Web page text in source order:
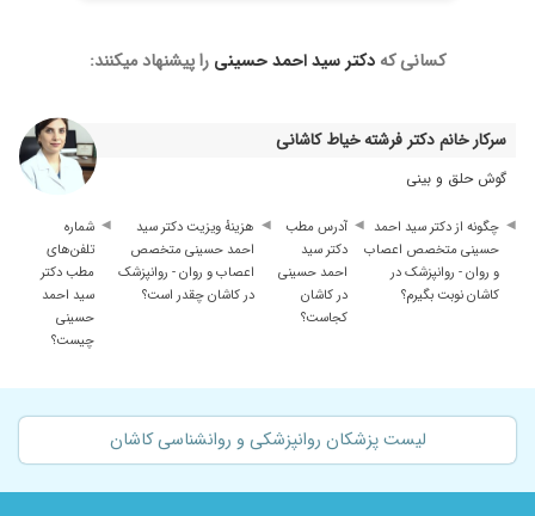
کسانی که دکتر سید احمد حسینی را پیشنهاد میکنند:
سرکار خانم دکتر فرشته خیاط کاشانی
گوش حلق و بینی
چگونه از دکتر سید احمد
حسینی متخصص اعصاب
و روان - روانپزشک در
کاشان نوبت بگیرم؟
آدرس مطب
دکتر سید
احمد حسینی
در کاشان
کجاست؟
هزینهٔ ویزیت دکتر سید
احمد حسینی متخصص
اعصاب و روان - روانپزشک
در کاشان چقدر است؟
شماره
تلفن‌های
مطب دکتر
سید احمد
حسینی
چیست؟
لیست پزشکان روانپزشکی و روانشناسی کاشان